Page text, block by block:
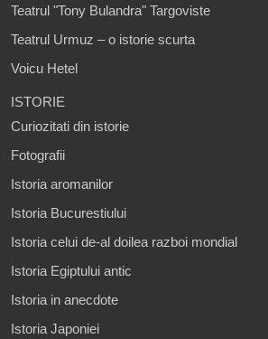
Teatrul "Tony Bulandra" Targoviste
Teatrul Urmuz – o istorie scurta
Voicu Hetel
ISTORIE
Curiozitati din istorie
Fotografii
Istoria aromanilor
Istoria Bucurestiului
Istoria celui de-al doilea razboi mondial
Istoria Egiptului antic
Istoria in anecdote
Istoria Japoniei